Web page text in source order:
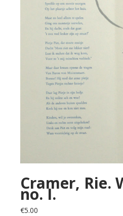
Cramer, Rie.
no. I.
€5.00